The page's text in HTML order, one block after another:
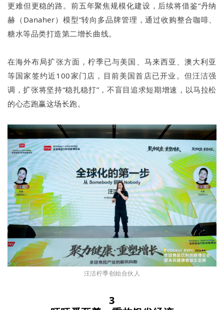
更难但更稳的路。前五年聚焦规模化建设，后续将借鉴“丹纳
赫（Danaher）模型”转向多品牌管理，通过收购整合咖啡、
糖水等品类打造第二增长曲线。
在海外布局扩张方面，柠季已与美国、马来西亚、澳大利亚
等国家签约近100家门店，目前美国首店已开业。但汪洁强
调，扩张将坚持“稳扎稳打”，不盲目追求短期增速，以马拉松
的心态跑赢这场长跑。
汪洁柠季创始合伙人
3